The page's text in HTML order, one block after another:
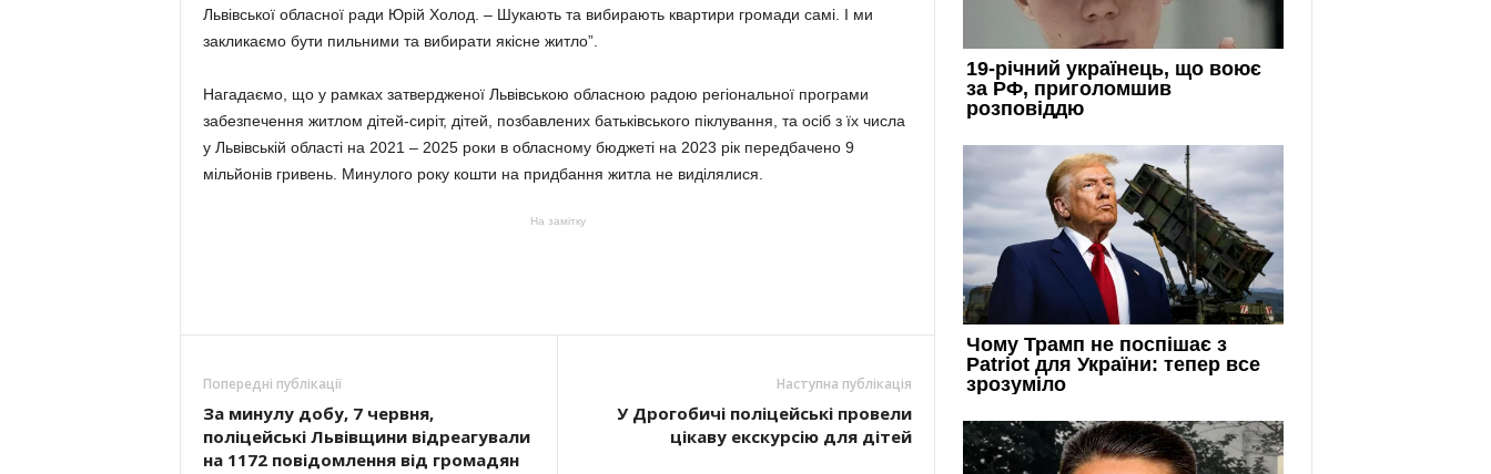
Львівської обласної ради Юрій Холод. – Шукають та вибирають квартири громади самі. І ми
закликаємо бути пильними та вибирати якісне житло”.
Нагадаємо, що у рамках затвердженої Львівською обласною радою регіональної програми
забезпечення житлом дітей-сиріт, дітей, позбавлених батьківського піклування, та осіб з їх числа
у Львівській області на 2021 – 2025 роки в обласному бюджеті на 2023 рік передбачено 9
мільйонів гривень. Минулого року кошти на придбання житла не виділялися.
На замітку
Попередні публікації
За минулу добу, 7 червня,
поліцейські Львівщини відреагували
на 1172 повідомлення від громадян
Наступна публікація
У Дрогобичі поліцейські провели
цікаву екскурсію для дітей